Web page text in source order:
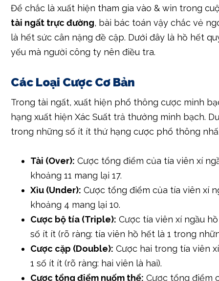
Để chắc là xuất hiện tham gia vào & win trong
tài ngất trực đường, bài bác toán vậy chắc vẻ
là hết sức cân nặng đề cập. Dưới đây là hồ hết
Các Loại Cược Cơ Bản
Trong tài ngất, xuất hiện phổ thông cược minh
hạng xuất hiện Xác Suất trả thưởng minh bạch.
trong những số ít ít thứ hạng cược phổ thông
Tài (Over): Cược tổng điểm của tía viên xí
khoảng 11 mang lại 17.